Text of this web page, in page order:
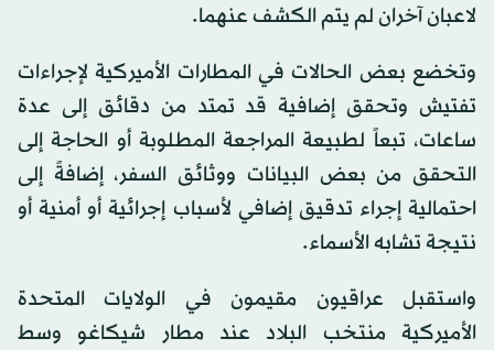
لاعبان آخران لم يتم الكشف عنهما.
وتخضع بعض الحالات في المطارات الأميركية لإجراءات
تفتيش وتحقق إضافية قد تمتد من دقائق إلى عدة
ساعات، تبعاً لطبيعة المراجعة المطلوبة أو الحاجة إلى
التحقق من بعض البيانات ووثائق السفر، إضافةً إلى
احتمالية إجراء تدقيق إضافي لأسباب إجرائية أو أمنية أو
نتيجة تشابه الأسماء.
واستقبل عراقيون مقيمون في الولايات المتحدة
الأميركية منتخب البلاد عند مطار شيكاغو وسط